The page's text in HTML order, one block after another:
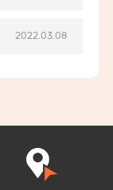
2022.03.08